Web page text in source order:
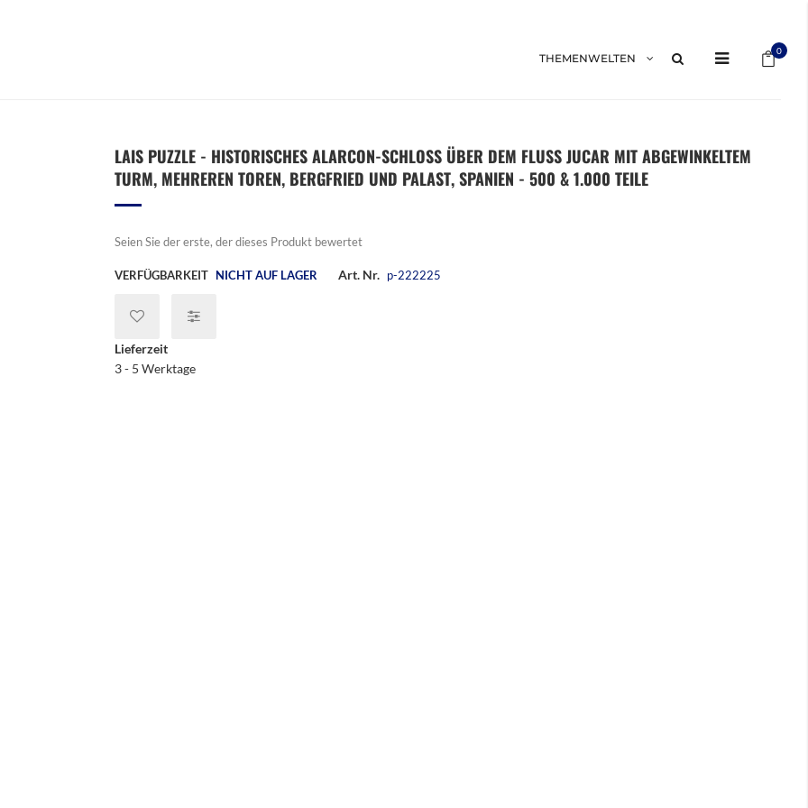
0
THEMENWELTEN
LAIS PUZZLE - HISTORISCHES ALARCON-SCHLOSS ÜBER DEM FLUSS JUCAR MIT ABGEWINKELTEM
TURM, MEHREREN TOREN, BERGFRIED UND PALAST, SPANIEN - 500 & 1.000 TEILE
Seien Sie der erste, der dieses Produkt bewertet
VERFÜGBARKEIT NICHT AUF LAGER Art. Nr. p-222225
Lieferzeit
3 - 5 Werktage